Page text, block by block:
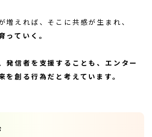
増えれば、そこに共感が生まれ、
っていく。
発信者を支援することも、 エンター
を創る行為だと考えています。